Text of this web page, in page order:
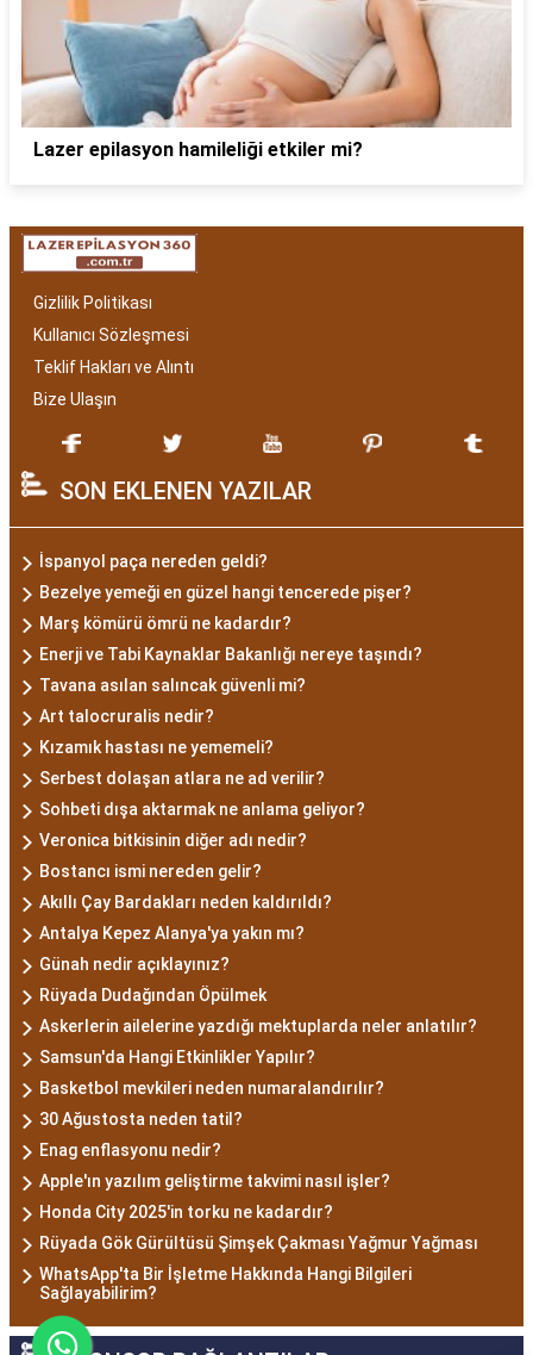
Lazer epilasyon hamileliği etkiler mi?
Gizlilik Politikası
Kullanıcı Sözleşmesi
Teklif Hakları ve Alıntı
Bize Ulaşın
SON EKLENEN YAZILAR
İspanyol paça nereden geldi?
Bezelye yemeği en güzel hangi tencerede pişer?
Marş kömürü ömrü ne kadardır?
Enerji ve Tabi Kaynaklar Bakanlığı nereye taşındı?
Tavana asılan salıncak güvenli mi?
Art talocruralis nedir?
Kızamık hastası ne yememeli?
Serbest dolaşan atlara ne ad verilir?
Sohbeti dışa aktarmak ne anlama geliyor?
Veronica bitkisinin diğer adı nedir?
Bostancı ismi nereden gelir?
Akıllı Çay Bardakları neden kaldırıldı?
Antalya Kepez Alanya'ya yakın mı?
Günah nedir açıklayınız?
Rüyada Dudağından Öpülmek
Askerlerin ailelerine yazdığı mektuplarda neler anlatılır?
Samsun'da Hangi Etkinlikler Yapılır?
Basketbol mevkileri neden numaralandırılır?
30 Ağustosta neden tatil?
Enag enflasyonu nedir?
Apple'ın yazılım geliştirme takvimi nasıl işler?
Honda City 2025'in torku ne kadardır?
Rüyada Gök Gürültüsü Şimşek Çakması Yağmur Yağması
WhatsApp'ta Bir İşletme Hakkında Hangi Bilgileri
Sağlayabilirim?